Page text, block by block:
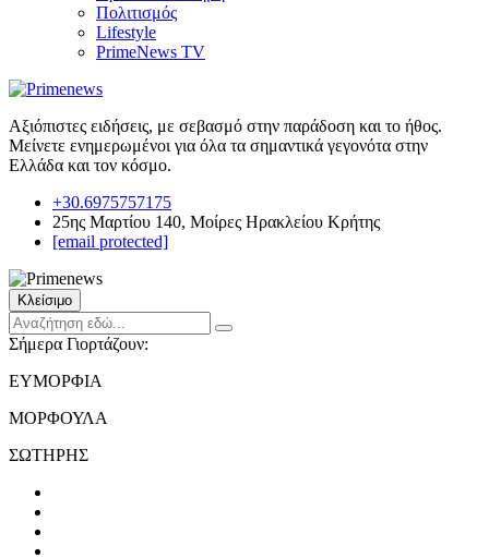
Πολιτισμός
Lifestyle
PrimeNews TV
Αξιόπιστες ειδήσεις, με σεβασμό στην παράδοση και το ήθος.
Μείνετε ενημερωμένοι για όλα τα σημαντικά γεγονότα στην
Ελλάδα και τον κόσμο.
+30.6975757175
25ης Μαρτίου 140, Μοίρες Ηρακλείου Κρήτης
[email protected]
Κλείσιμο
Σήμερα Γιορτάζουν:
ΕΥΜΟΡΦΙΑ
ΜΟΡΦΟΥΛΑ
ΣΩΤΗΡΗΣ